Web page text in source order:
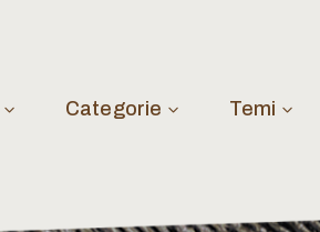
Categorie Temi